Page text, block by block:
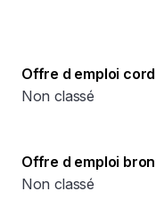
Offre d emploi
Non classé
Offre d emploi
Non classé